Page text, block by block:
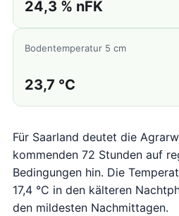
24,3 % nFK
Bodentemperatur 5 cm
23,7 °C
Für Saarland deutet die
kommenden 72 Stunden auf
Bedingungen hin. Die
17,4 °C in den kälteren
den mildesten Nachmittagen.